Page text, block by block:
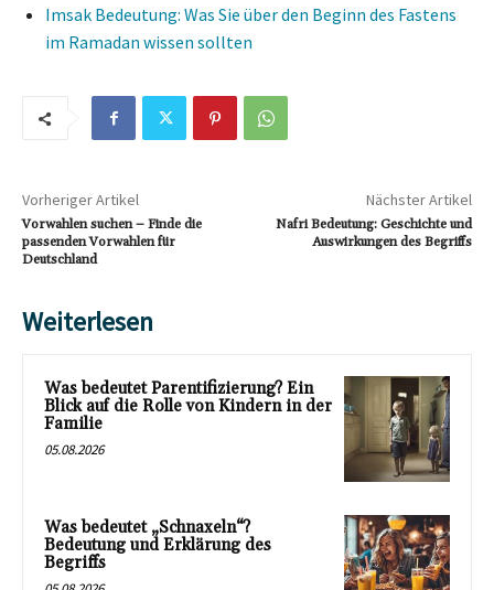
Imsak Bedeutung: Was Sie über den Beginn des Fastens
im Ramadan wissen sollten
Vorheriger Artikel
Vorwahlen suchen – Finde die
passenden Vorwahlen für
Deutschland
Nächster Artikel
Nafri Bedeutung: Geschichte und
Auswirkungen des Begriffs
Weiterlesen
Was bedeutet Parentifizierung? Ein
Blick auf die Rolle von Kindern in der
Familie
05.08.2026
Was bedeutet „Schnaxeln“?
Bedeutung und Erklärung des
Begriffs